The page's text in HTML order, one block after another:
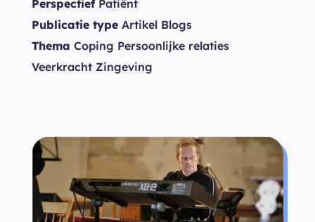
PerspectiefPatiënt
Publicatie type Artikel Blogs
Thema Coping Persoonlijke relaties
Veerkracht Zingeving